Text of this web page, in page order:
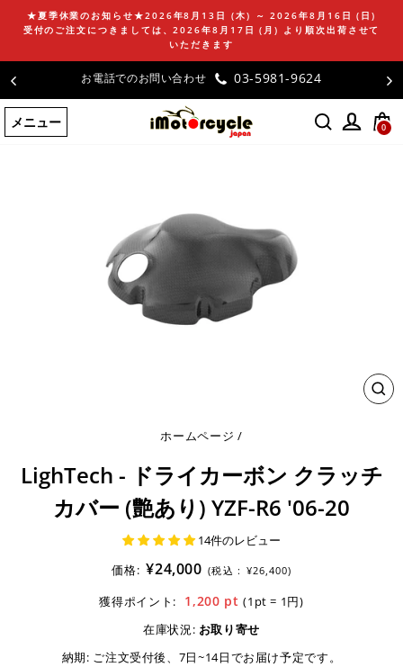
ン
ツ
に
ス
キ
★夏季休業のお知らせ★2026年8月13日 (木) ～ 2026年8月16日 (日)
受付のご注文につきましては、2026年8月17日 (月) より順次出荷させて
いただきます
お電話でのお問い合わせ 03-5981-9624
メニュー 0
閉
ホームページ /
LighTech - ドライカーボン クラッチ
カバー (艶あり) YZF-R6 '06-20
14件のレビュー
価格: ¥24,000 (税込 : ¥26,400)
獲得ポイント: 1,200 pt(1pt = 1円)
在庫状況: お取り寄せ
納期: ご注文受付後、7日~14日でお届け予定です。